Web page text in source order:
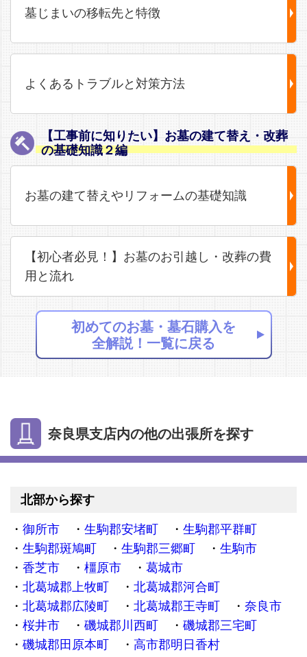
墓じまいの移転先と特徴
よくあるトラブルと対策方法
【工事前に知りたい】お墓の建て替え・改葬
の基礎知識２編
お墓の建て替えやリフォームの基礎知識
【初心者必見！】お墓のお引越し・改葬の費
用と流れ
初めてのお墓・墓石購入を
全解説！一覧に戻る
奈良県支店内の他の出張所を探す
北部から探す
御所市 生駒郡安堵町
生駒郡平群町
生駒郡斑鳩町
生駒郡三郷町
生駒市
香芝市
橿原市
葛城市
北葛城郡上牧町
北葛城郡河合町
北葛城郡広陵町
北葛城郡王寺町
奈良市
桜井市
磯城郡川西町
磯城郡三宅町
磯城郡田原本町
高市郡明日香村